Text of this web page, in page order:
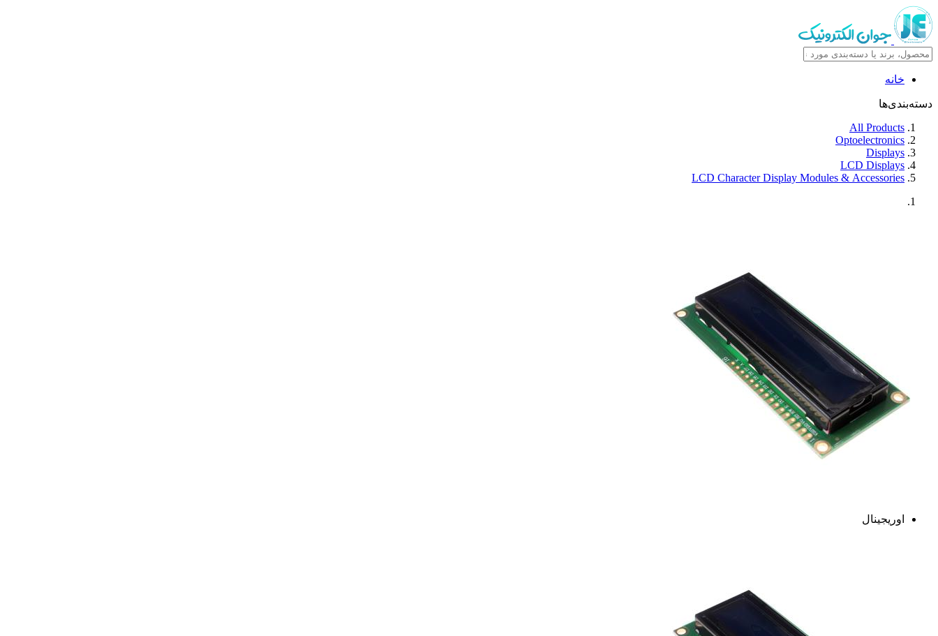
خانه
دسته‌بندی‌ها
All Products
Optoelectronics
Displays
LCD Displays
LCD Character Display Modules & Accessories
اوریجینال